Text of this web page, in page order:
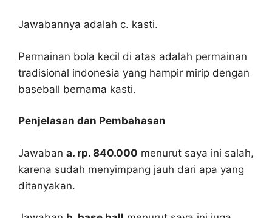
Jawabannya adalah c. kasti.
Permainan bola kecil di atas adalah permainan
tradisional indonesia yang hampir mirip dengan
baseball bernama kasti.
Penjelasan dan Pembahasan
Jawaban a. rp. 840.000 menurut saya ini salah,
karena sudah menyimpang jauh dari apa yang
ditanyakan.